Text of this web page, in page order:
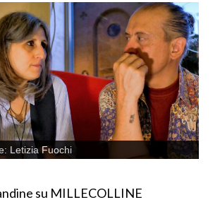
Letizia Fuochi
su MILLECOLLINE